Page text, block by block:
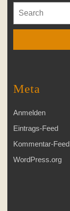
for:
Meta
Anmelden
Eintrags-Feed
Kommentar-Feed
WordPress.org